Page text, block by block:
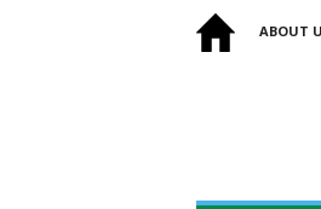
ABOUT